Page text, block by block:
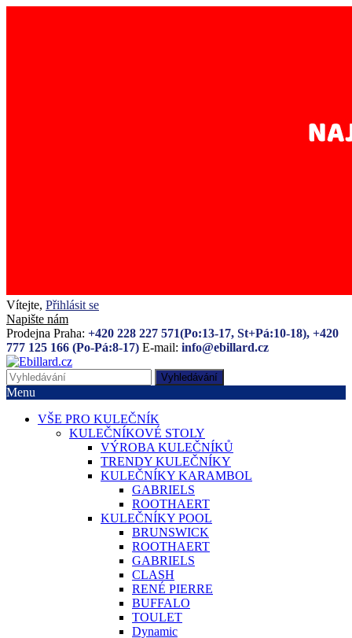
Vítejte, Přihlásit se
Napište nám
Prodejna Praha: +420 228 227 571(Po:13-17, St+Pá:10-18), +420
777 125 166 (Po-Pá:8-17) E-mail: info@ebillard.cz
Vyhledávání
Menu
VŠE PRO KULEČNÍK
KULEČNÍKOVÉ STOLY
VÝROBA KULEČNÍKŮ
TRENDY KULEČNÍKY
KULEČNÍKY KARAMBOL
GABRIELS
ROOTHAERT
KULEČNÍKY POOL
BRUNSWICK
ROOTHAERT
GABRIELS
CLASH
RENÉ PIERRE
BUFFALO
TOULET
Dynamic